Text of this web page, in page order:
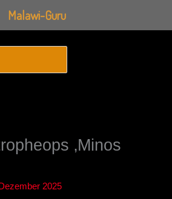
‚Minos
2025
Malawi-Guru